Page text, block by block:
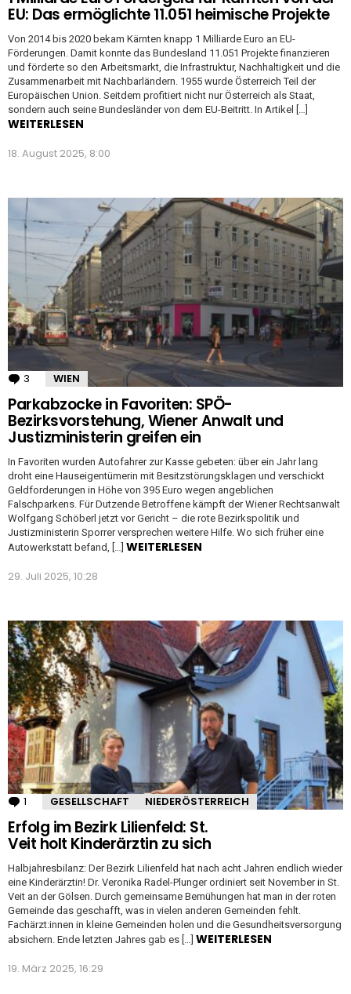
EU: Das ermöglichte 11.051 heimische Projekte
Von 2014 bis 2020 bekam Kärnten knapp 1 Milliarde Euro an EU-
Förderungen. Damit konnte das Bundesland 11.051 Projekte finanzieren
und förderte so den Arbeitsmarkt, die Infrastruktur, Nachhaltigkeit und die
Zusammenarbeit mit Nachbarländern. 1955 wurde Österreich Teil der
Europäischen Union. Seitdem profitiert nicht nur Österreich als Staat,
sondern auch seine Bundesländer von dem EU-Beitritt. In Artikel […]
WEITERLESEN
18. August 2025, 8:00
3 Kommentare
WIEN
Parkabzocke in Favoriten: SPÖ-
Bezirksvorstehung, Wiener Anwalt und
Justizministerin greifen ein
In Favoriten wurden Autofahrer zur Kasse gebeten: über ein Jahr lang
droht eine Hauseigentümerin mit Besitzstörungsklagen und verschickt
Geldforderungen in Höhe von 395 Euro wegen angeblichen
Falschparkens. Für Dutzende Betroffene kämpft der Wiener Rechtsanwalt
Wolfgang Schöberl jetzt vor Gericht – die rote Bezirkspolitik und
Justizministerin Sporrer versprechen weitere Hilfe. Wo sich früher eine
Autowerkstatt befand, […] WEITERLESEN
29. Juli 2025, 10:28
1 Kommentar
GESELLSCHAFT NIEDERÖSTERREICH
Erfolg im Bezirk Lilienfeld: St.
Veit holt Kinderärztin zu sich
Halbjahresbilanz: Der Bezirk Lilienfeld hat nach acht Jahren endlich wieder
eine Kinderärztin! Dr. Veronika Radel-Plunger ordiniert seit November in St.
Veit an der Gölsen. Durch gemeinsame Bemühungen hat man in der roten
Gemeinde das geschafft, was in vielen anderen Gemeinden fehlt.
Fachärzt:innen in kleine Gemeinden holen und die Gesundheitsversorgung
absichern. Ende letzten Jahres gab es […] WEITERLESEN
19. März 2025, 16:29